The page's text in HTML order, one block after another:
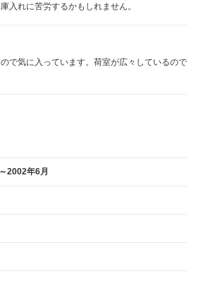
入れに苦労するかもしれません。
で気に入っています。荷室が広々しているので
2002年6月